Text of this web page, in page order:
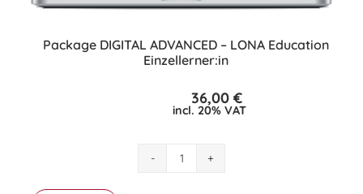
Package DIGITAL ADVANCED – LONA Education
Einzellerner:in
36,00 €
incl. 20% VAT
Package